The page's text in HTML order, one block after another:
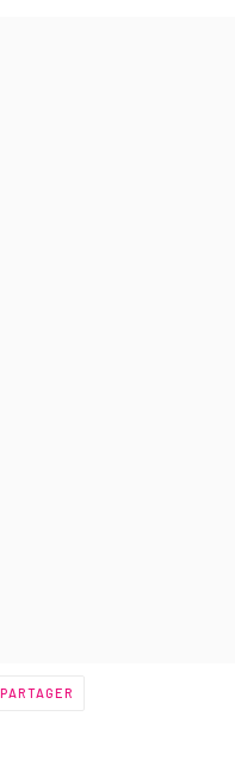
PARTAGER